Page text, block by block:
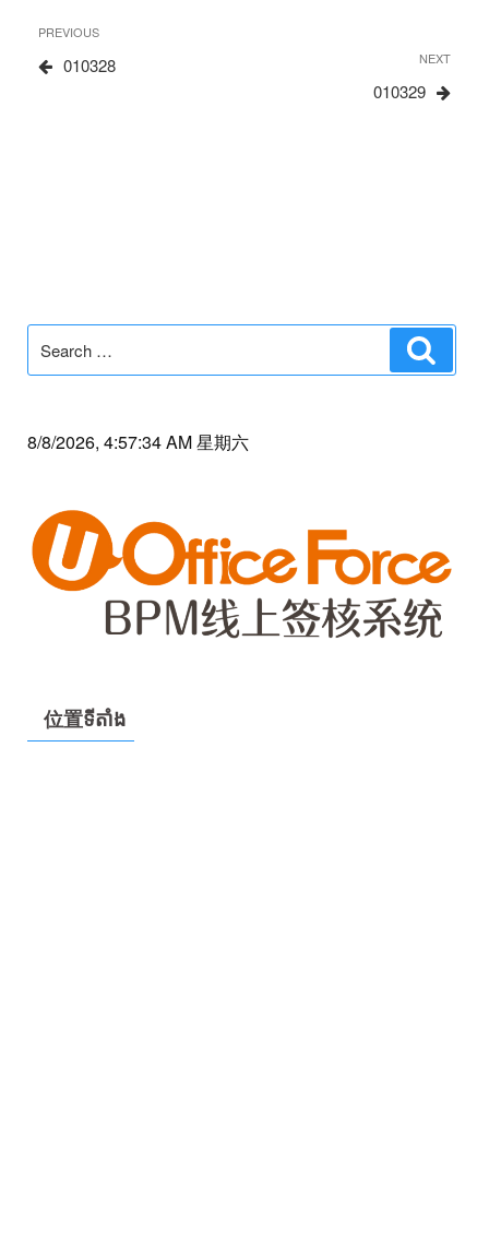
文
章
Previous
Post
PREVIOUS
010328
Next
Post
NEXT
010329
Search
for:
8/8/2026, 4:57:34 AM 星期六
位置ទីតាំង